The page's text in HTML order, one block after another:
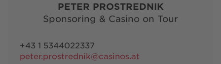
PETER PROSTREDNIK
Sponsoring & Casino on Tour
+43 1 5344022337
peter.prostrednik@casinos.at